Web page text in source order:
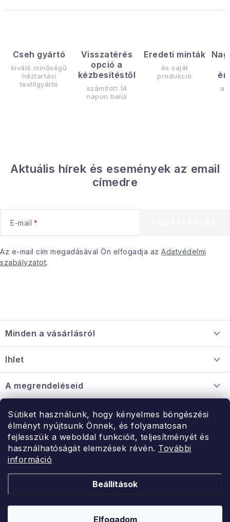
Sütiket használunk, hogy kényelmes böngészési
élményt nyújtsunk Önnek, és folyamatosan
fejlesszük a weboldal funkcióit, teljesítményét és
használhatóságát elemzések révén. További
információ
Beállítások
Elfogadom
Cseh gyártó
kiváló minőségű
háztartási
textilgyártó
Visszatérés
opció a
kézbesítéstől
számított 14
napon belül
Eredeti minták
és saját
produkció
Aktuális hírek és események az email
címedre
E-mail
Az e-mail cím megadásával Ön elfogadja az Adatvédelmi
szabályzatot.
á
b
é
c
Minden a vásárlásról
Információ a mellékletről
Nagykereskedelmi együttműködés
Ihlet
A megrendeléseid
Érintkezés
Rendelésem
Érintkezés
Hé-Pé: 9:00-15:00
uzlet@modernvasarlas.hu
Kereskedelem feltételei
ModernVasarlas.hu. Minden jog fenntartva.